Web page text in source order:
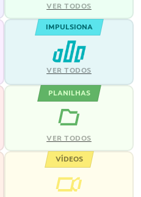
VER TODOS
IMPULSIONA
VER TODOS
PLANILHAS
VER TODOS
VÍDEOS